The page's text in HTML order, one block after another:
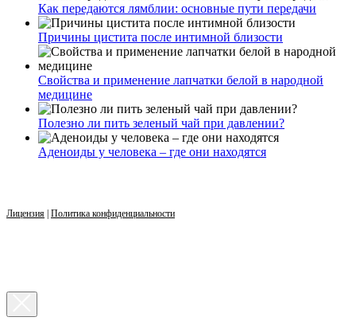
Как передаются лямблии: основные пути передачи
Причины цистита после интимной близости
Свойства и применение лапчатки белой в народной
медицине
Полезно ли пить зеленый чай при давлении?
Аденоиды у человека – где они находятся
Лицензия | Политика конфиденциальности